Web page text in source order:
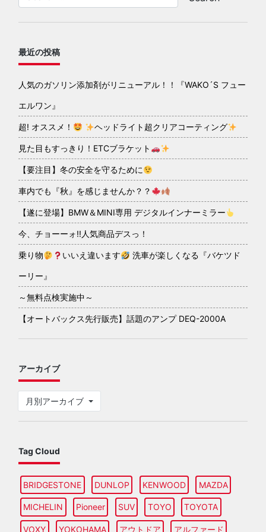
最近の投稿
人気のガソリン添加剤がリニューアル！！『WAKO´S フュー
エルワン』
超! オススメ！ ヘッドライト超クリアコーティング
見た目もすっきり！ETCブラケット
【要注目】冬の安全を守るために
車内でも『秋』を感じませんか？？
【遂に登場】BMW＆MINI専用 デジタルインナーミラー
今、チョーーォ!!人気商品デスっ！
乗り物 いいえ違います 洗車が楽しくなる『バケツド
ーリー』
～無料点検実施中～
【オートバックス先行販売】話題のアンプ DEQ-2000A
アーカイブ
月別アーカイブ
Tag Cloud
BRIDGESTONE DUNLOP KENWOOD MAZDA
MICHELIN Pioneer SUV TOYO TOYOTA
VOXY YOKOHAMA アウトドア アルファード